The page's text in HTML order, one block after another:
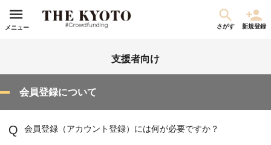
メニュー さがす 新規登録
支援者向け
会員登録について
会員登録（アカウント登録）には何が必要ですか？